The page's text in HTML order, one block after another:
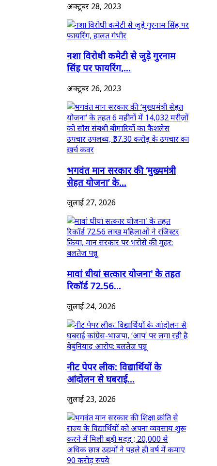
अक्टूबर 28, 2023
नशा विरोधी कमेटी से जुड़े गुरनाम
सिंह पर फायरिंग,...
अक्टूबर 26, 2023
भगवंत मान सरकार की ‘मुख्यमंत्री
सेहत योजना’ के...
जुलाई 27, 2026
मावां धीयां सत्कार योजना' के तहत
रिकॉर्ड 72.56...
जुलाई 24, 2026
नीट पेपर लीक: विद्यार्थियों के
आंदोलन से घबराई...
जुलाई 23, 2026